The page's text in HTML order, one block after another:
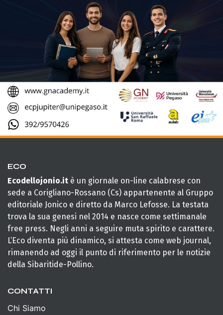
ECO
Ecodellojonio.it è un giornale on-line calabrese con
sede a Corigliano-Rossano (Cs) appartenente al Gruppo
editoriale Jonico e diretto da Marco Lefosse. La testata
trova la sua genesi nel 2014 e nasce come settimanale
free press. Negli anni a seguire muta spirito e carattere.
L’Eco diventa più dinamico, si attesta come web journal,
rimanendo ad oggi il punto di riferimento per le notizie
della Sibaritide-Pollino.
CONTATTI
Chi Siamo